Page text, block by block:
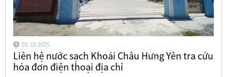
20-10-2025
Liên hệ nước sạch Khoái Châu Hưng Yên tra cứu
hóa đơn điện thoại địa chỉ